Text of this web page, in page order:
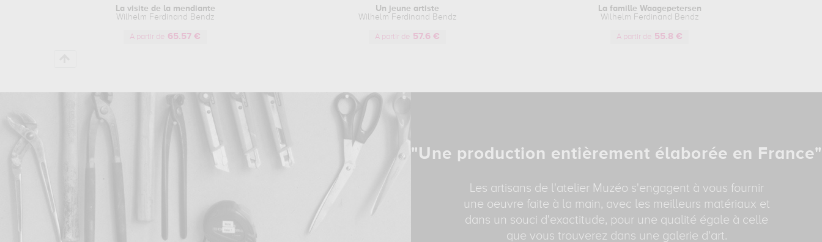
La visite de la mendiante
Wilhelm Ferdinand Bendz
A partir de 65.57 €
Un jeune artiste
Wilhelm Ferdinand Bendz
A partir de 57.6 €
La famille Waagepetersen
Wilhelm Ferdinand Bendz
A partir de 55.8 €
"Une production entièrement élaborée en France"
Les artisans de l'atelier Muzéo s'engagent à vous fournir
une oeuvre faite à la main, avec les meilleurs matériaux et
dans un souci d'exactitude, pour une qualité égale à celle
que vous trouverez dans une galerie d'art.